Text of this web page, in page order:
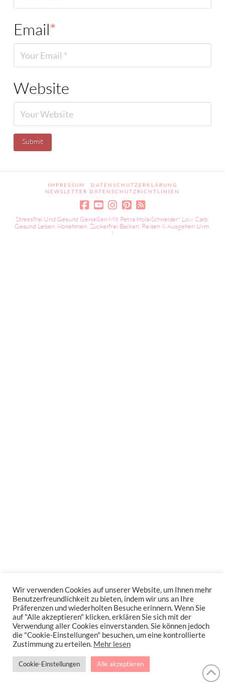
Email*
Website
IMPRESSUM
DATENSCHUTZERKLÄRUNG
NEWSLETTER DATENSCHUTZRICHTLINIEN
Stressfrei Und Gesund Genießen Mit Petra Hola-Schneider! Low Carb,
Gesund Leben, Abnehmen, Zuckerfrei Backen, Reisen & Ausgehen Uvm.
!
Wir verwenden Cookies auf unserer Website, um Ihnen mehr
Benutzerfreundlichkeit zu bieten, indem wir uns an Ihre
Präferenzen und wiederholten Besuche erinnern. Wenn Sie
auf "Alle akzeptieren" klicken, erklären Sie sich mit der
Verwendung aller Cookies einverstanden. Sie können jedoch
die "Cookie-Einstellungen" besuchen, um eine kontrollierte
Zustimmung zu erteilen. Mehr lesen
Cookie-Einstellungen Alle akzeptieren